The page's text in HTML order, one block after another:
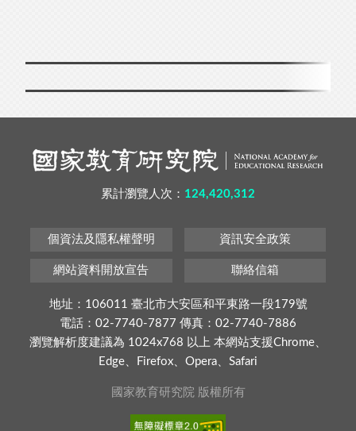
累計瀏覽人次： 124,420,312
個資法及隱私權聲明 資訊安全政策
網站資料開放宣告 聯絡信箱
地址：106011 臺北市大安區和平東路一段179號
電話：02-7740-7877 傳真：02-7740-7886
瀏覽解析度建議為 1024x768 以上 本網站支援Chrome、
Edge、Firefox、Opera、Safari
國家教育研究院 版權所有